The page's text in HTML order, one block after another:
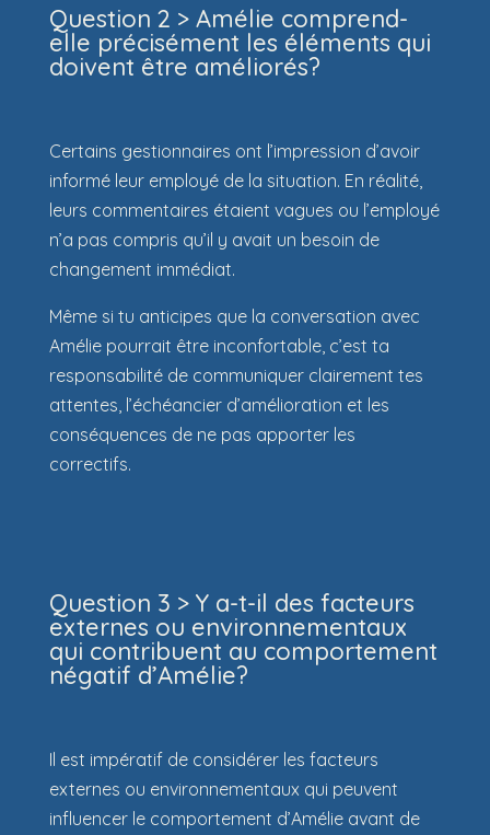
Question 2 > Amélie comprend-
elle précisément les éléments qui
doivent être améliorés?
Certains gestionnaires ont l’impression d’avoir
informé leur employé de la situation. En réalité,
leurs commentaires étaient vagues ou l’employé
n’a pas compris qu’il y avait un besoin de
changement immédiat.
Même si tu anticipes que la conversation avec
Amélie pourrait être inconfortable, c’est ta
responsabilité de communiquer clairement tes
attentes, l’échéancier d’amélioration et les
conséquences de ne pas apporter les
correctifs.
Question 3 > Y a-t-il des facteurs
externes ou environnementaux
qui contribuent au comportement
négatif d’Amélie?
Il est impératif de considérer les facteurs
externes ou environnementaux qui peuvent
influencer le comportement d’Amélie avant de